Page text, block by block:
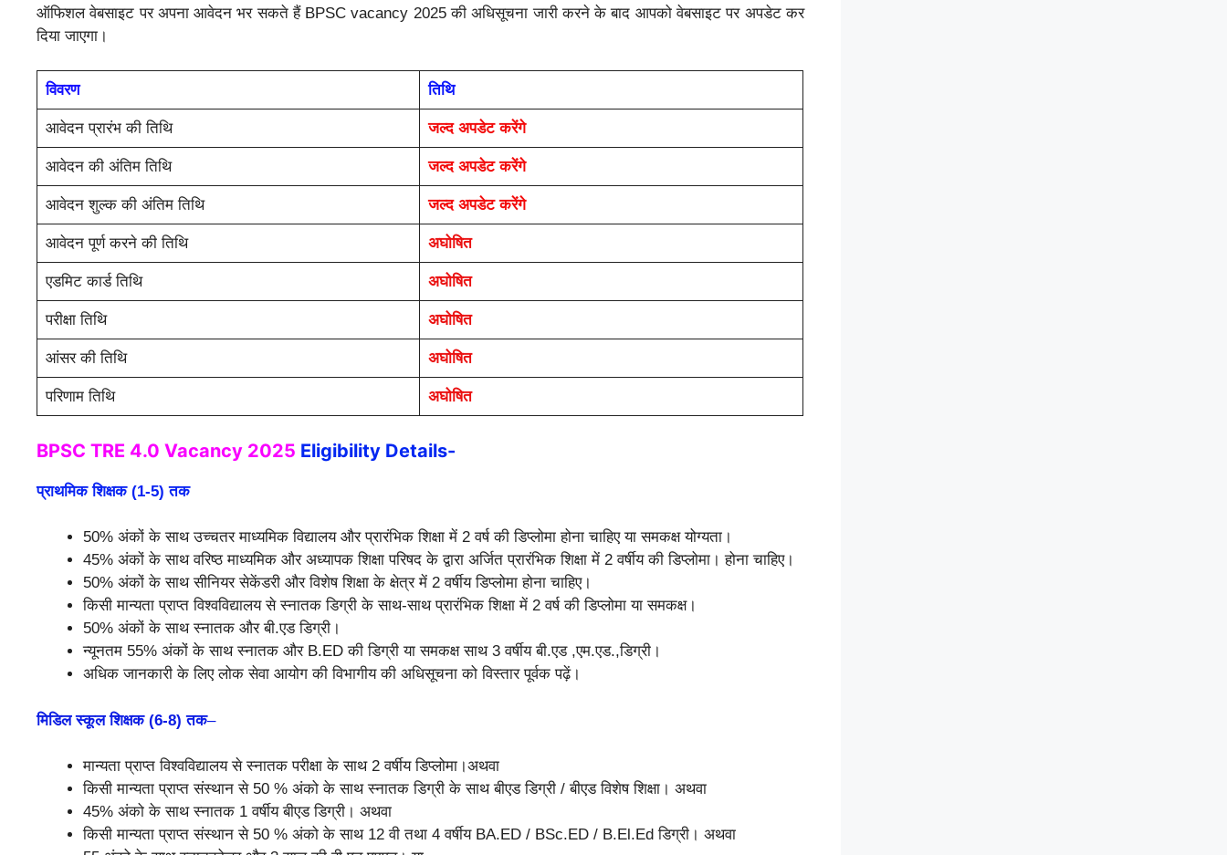
ऑफिशल वेबसाइट पर अपना आवेदन भर सकते हैं BPSC vacancy 2025 की अधिसूचना जारी करने के बाद आपको वेबसाइट पर अपडेट कर
दिया जाएगा।
विवरण तिथि
आवेदन प्रारंभ की तिथि जल्द अपडेट करेंगे
आवेदन की अंतिम तिथि जल्द अपडेट करेंगे
आवेदन शुल्क की अंतिम तिथि जल्द अपडेट करेंगे
आवेदन पूर्ण करने की तिथि अघोषित
एडमिट कार्ड तिथि अघोषित
परीक्षा तिथि अघोषित
आंसर की तिथि अघोषित
परिणाम तिथि अघोषित
BPSC TRE 4.0 Vacancy 2025 Eligibility Details-
प्राथमिक शिक्षक (1-5) तक
50% अंकों के साथ उच्चतर माध्यमिक विद्यालय और प्रारंभिक शिक्षा में 2 वर्ष की डिप्लोमा होना चाहिए या समकक्ष योग्यता।
45% अंकों के साथ वरिष्ठ माध्यमिक और अध्यापक शिक्षा परिषद के द्वारा अर्जित प्रारंभिक शिक्षा में 2 वर्षीय की डिप्लोमा। होना चाहिए।
50% अंकों के साथ सीनियर सेकेंडरी और विशेष शिक्षा के क्षेत्र में 2 वर्षीय डिप्लोमा होना चाहिए।
किसी मान्यता प्राप्त विश्वविद्यालय से स्नातक डिग्री के साथ-साथ प्रारंभिक शिक्षा में 2 वर्ष की डिप्लोमा या समकक्ष।
50% अंकों के साथ स्नातक और बी.एड डिग्री।
न्यूनतम 55% अंकों के साथ स्नातक और B.ED की डिग्री या समकक्ष साथ 3 वर्षीय बी.एड ,एम.एड.,डिग्री।
अधिक जानकारी के लिए लोक सेवा आयोग की विभागीय की अधिसूचना को विस्तार पूर्वक पढ़ें।
मिडिल स्कूल शिक्षक (6-8) तक–
मान्यता प्राप्त विश्वविद्यालय से स्नातक परीक्षा के साथ 2 वर्षीय डिप्लोमा।अथवा
किसी मान्यता प्राप्त संस्थान से 50 % अंको के साथ स्नातक डिग्री के साथ बीएड डिग्री / बीएड विशेष शिक्षा। अथवा
45% अंको के साथ स्नातक 1 वर्षीय बीएड डिग्री। अथवा
किसी मान्यता प्राप्त संस्थान से 50 % अंको के साथ 12 वी तथा 4 वर्षीय BA.ED / BSc.ED / B.El.Ed डिग्री। अथवा